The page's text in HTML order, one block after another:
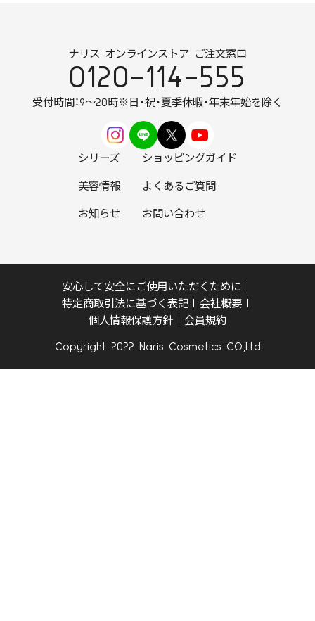
ナリス オンラインストア ご注文窓口
0120-114-555
受付時間：9～20時※日・祝・夏季休暇・年末年始を除く
シリーズ ショッピングガイド
美容情報 よくあるご質問
お知らせ お問い合わせ
安心して安全にご使用いただくために
特定商取引法に基づく表記
会社概要
個人情報保護方針
会員規約
Copyright 2022 Naris Cosmetics CO.,Ltd